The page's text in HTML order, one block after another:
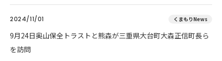
2024/11/01 くまもりNews
9月24日奥山保全トラストと熊森が三重県大台町大森正信町長ら
を訪問